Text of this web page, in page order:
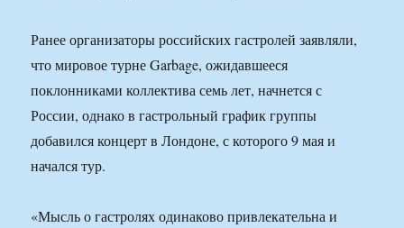
Ранее организаторы российских гастролей заявляли,
что мировое турне Garbage, ожидавшееся
поклонниками коллектива семь лет, начнется с
России, однако в гастрольный график группы
добавился концерт в Лондоне, с которого 9 мая и
начался тур.
«Мысль о гастролях одинаково привлекательна и